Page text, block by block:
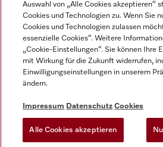
Impressum
AGB
Datenschutz
Nutzungsbedingungen
Gesetzen über digitale Dienste
Cookie-Einstellungen
Auswahl von „Alle Cookies akzeptieren“
Cookies und Technologien zu. Wenn Sie
Cookies und Technologien zulassen
essenzielle Cookies“. Weitere
„Cookie-Einstellungen“. Sie können Ihre
mit Wirkung für die Zukunft widerrufen,
Einwilligungseinstellungen in unserem
ändern.
Impressum Datenschutz Cookies
Alle Cookies akzeptieren